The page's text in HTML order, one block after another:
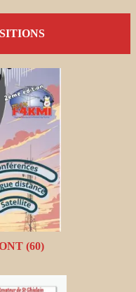
(60)